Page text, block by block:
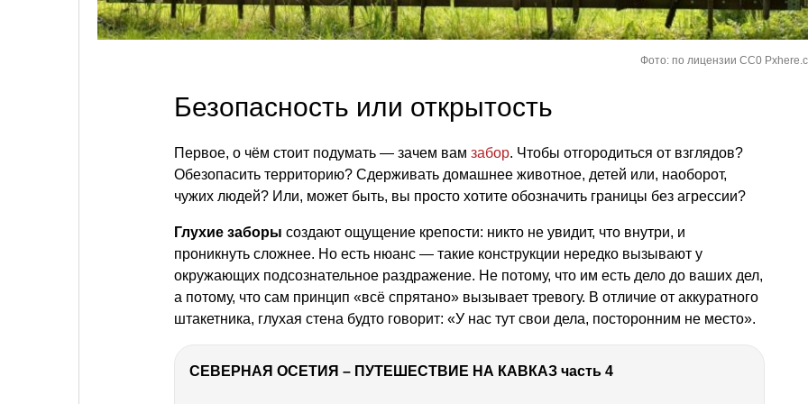
Фото: по лицензии CC0
Безопасность или открытость
Первое, о чём стоит подумать — зачем вам забор. Чтобы отгородиться от взглядов?
Обезопасить территорию? Сдерживать домашнее животное, детей или, наоборот,
чужих людей? Или, может быть, вы просто хотите обозначить границы без агрессии?
Глухие заборы создают ощущение крепости: никто не увидит, что внутри, и
проникнуть сложнее. Но есть нюанс — такие конструкции нередко вызывают у
окружающих подсознательное раздражение. Не потому, что им есть дело до ваших дел,
а потому, что сам принцип «всё спрятано» вызывает тревогу. В отличие от аккуратного
штакетника, глухая стена будто говорит: «У нас тут свои дела, посторонним не место».
СЕВЕРНАЯ ОСЕТИЯ – ПУТЕШЕСТВИЕ НА КАВКАЗ часть 4